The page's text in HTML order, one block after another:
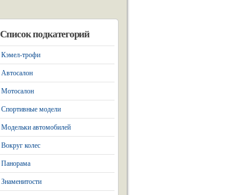
Список подкатегорий
Кэмел-трофи
Автосалон
Мотосалон
Спортивные модели
Модельки автомобилей
Вокруг колес
Панорама
Знаменитости